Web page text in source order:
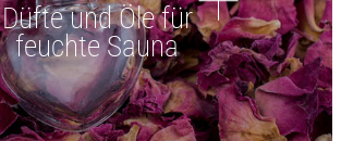
Düfte und Öle für
feuchte Sauna